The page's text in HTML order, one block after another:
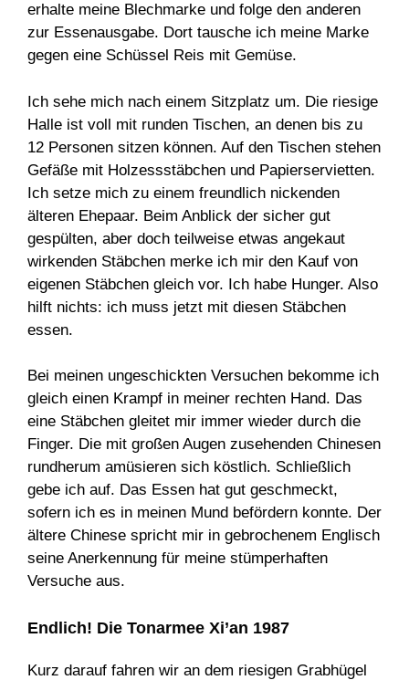
erhalte meine Blechmarke und folge den anderen
zur Essenausgabe. Dort tausche ich meine Marke
gegen eine Schüssel Reis mit Gemüse.
Ich sehe mich nach einem Sitzplatz um. Die riesige
Halle ist voll mit runden Tischen, an denen bis zu
12 Personen sitzen können. Auf den Tischen stehen
Gefäße mit Holzessstäbchen und Papierservietten.
Ich setze mich zu einem freundlich nickenden
älteren Ehepaar. Beim Anblick der sicher gut
gespülten, aber doch teilweise etwas angekaut
wirkenden Stäbchen merke ich mir den Kauf von
eigenen Stäbchen gleich vor. Ich habe Hunger. Also
hilft nichts: ich muss jetzt mit diesen Stäbchen
essen.
Bei meinen ungeschickten Versuchen bekomme ich
gleich einen Krampf in meiner rechten Hand. Das
eine Stäbchen gleitet mir immer wieder durch die
Finger. Die mit großen Augen zusehenden Chinesen
rundherum amüsieren sich köstlich. Schließlich
gebe ich auf. Das Essen hat gut geschmeckt,
sofern ich es in meinen Mund befördern konnte. Der
ältere Chinese spricht mir in gebrochenem Englisch
seine Anerkennung für meine stümperhaften
Versuche aus.
Endlich! Die Tonarmee Xi’an 1987
Kurz darauf fahren wir an dem riesigen Grabhügel